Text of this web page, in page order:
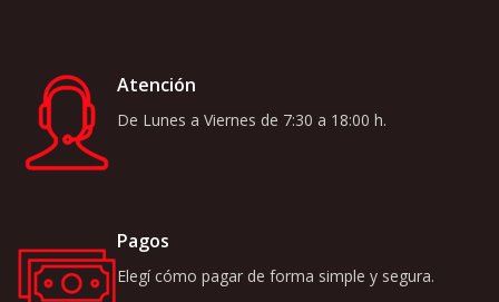
Atención
De Lunes a Viernes de 7:30 a 18:00 h.
Pagos
Elegí cómo pagar de forma simple y segura.